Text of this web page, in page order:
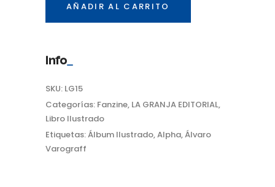
AÑADIR AL CARRITO
Info
SKU: LG15
Categorías: Fanzine, LA GRANJA EDITORIAL,
Libro Ilustrado
Etiquetas:Álbum Ilustrado,Alpha,Álvaro
Varograff